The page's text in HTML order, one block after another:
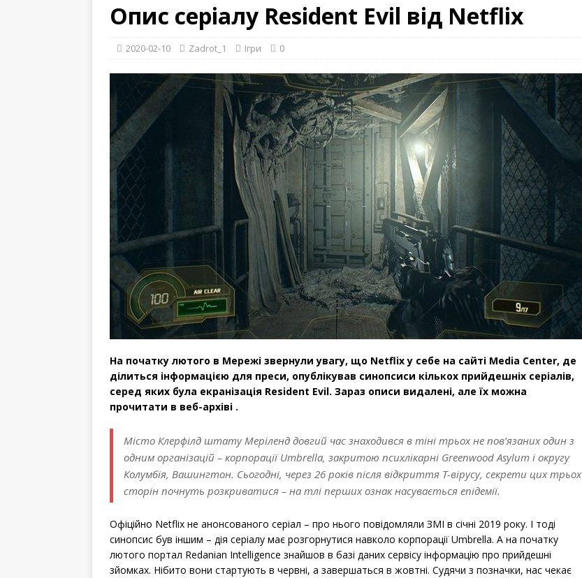
Опис серіалу Resident Evil від Netflix
2020-02-10 Zadrot_1 Ігри 0
На початку лютого в Мережі звернули увагу, що Netflix у себе на сайті Media Center, де
ділиться інформацією для преси, опублікував синопсиси кількох прийдешніх серіалів,
серед яких була екранізація Resident Evil. Зараз описи видалені, але їх можна
прочитати в веб-архіві .
Місто Клерфілд штату Меріленд довгий час знаходився в тіні трьох не пов’язаних один з
одним організацій – корпорації Umbrella, закритою психлікарні Greenwood Asylum і округу
Колумбія, Вашингтон. Сьогодні, через 26 років після відкриття T-вірусу, секрети цих трьох
сторін почнуть розкриватися – на тлі перших ознак насувається епідемії.
Офіційно Netflix не анонсованого серіал – про нього повідомляли ЗМІ в січні 2019 року. І тоді
синопсис був іншим – дія серіалу має розгорнутися навколо корпорації Umbrella. А на початку
лютого портал Redanian Intelligence знайшов в базі даних сервісу інформацію про прийдешні
зйомках. Нібито вони стартують в червні, а завершаться в жовтні. Судячи з позначки, нас чекає